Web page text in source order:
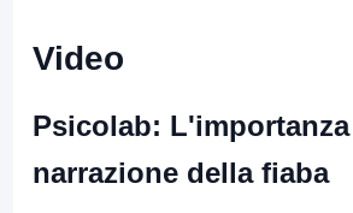
Video
Psicolab:
narrazione della fiaba